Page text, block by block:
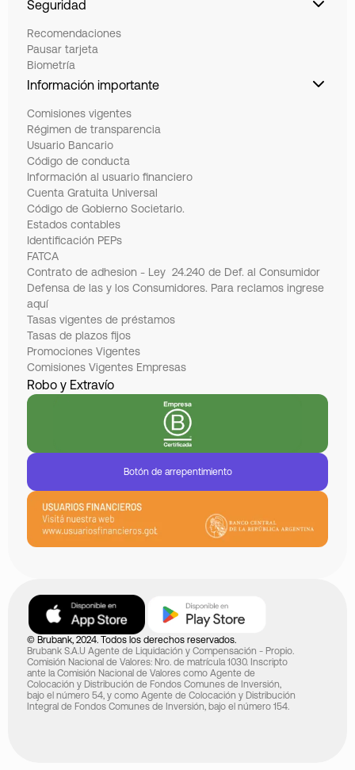
Seguridad
Recomendaciones
Pausar tarjeta
Biometría
Información importante
Comisiones vigentes
Régimen de transparencia
Usuario Bancario
Código de conducta
Información al usuario financiero
Cuenta Gratuita Universal
Código de Gobierno Societario.
Estados contables
Identificación PEPs
FATCA
Contrato de adhesion - Ley 24.240 de Def. al Consumidor
Defensa de las y los Consumidores. Para reclamos ingrese
aquí
Tasas vigentes de préstamos
Tasas de plazos fijos
Promociones Vigentes
Comisiones Vigentes Empresas
Robo y Extravío
Botón de arrepentimiento
© Brubank, 2024. Todos los derechos reservados.
Brubank S.A.U Agente de Liquidación y Compensación - Propio.
Comisión Nacional de Valores: Nro. de matrícula 1030. Inscripto
ante la Comisión Nacional de Valores como Agente de
Colocación y Distribución de Fondos Comunes de Inversión,
bajo el número 54, y como Agente de Colocación y Distribución
Integral de Fondos Comunes de Inversión, bajo el número 154.